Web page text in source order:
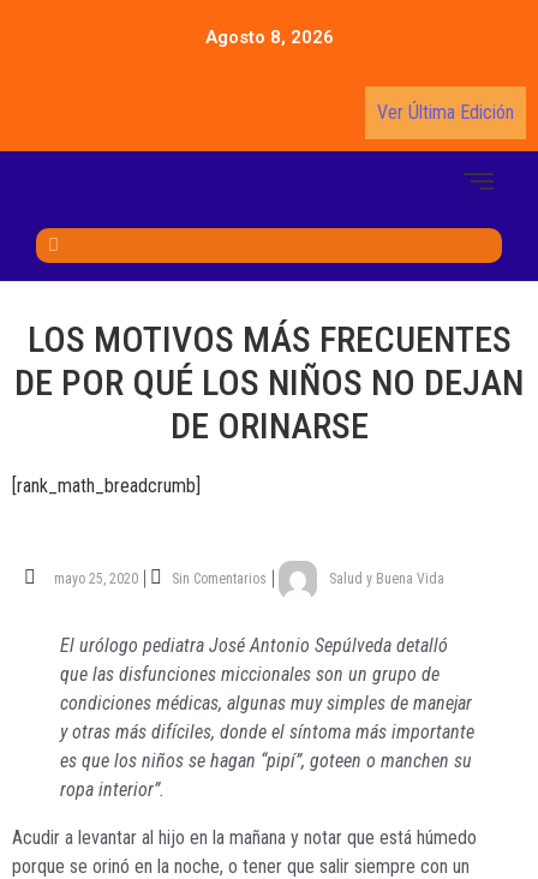
Agosto 8, 2026
Ver Última Edición
LOS MOTIVOS MÁS FRECUENTES
DE POR QUÉ LOS NIÑOS NO DEJAN
DE ORINARSE
[rank_math_breadcrumb]
mayo 25, 2020 Sin Comentarios Salud y Buena Vida
El urólogo pediatra José Antonio Sepúlveda detalló
que las disfunciones miccionales son un grupo de
condiciones médicas, algunas muy simples de manejar
y otras más difíciles, donde el síntoma más importante
es que los niños se hagan “pipí”, goteen o manchen su
ropa interior”.
Acudir a levantar al hijo en la mañana y notar que está húmedo
porque se orinó en la noche, o tener que salir siempre con un